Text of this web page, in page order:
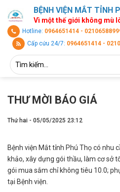
BỆNH VIỆN MẮT TỈNH
Vì một thế giới không mù
Hotline: 0964651414 -
Cấp cứu 24/7: 0964651414 -
THƯ MỜI BÁO GIÁ
Thứ hai - 05/05/2025 23:12
Bệnh viện Mắt tỉnh Phú Thọ có nhu
khảo, xây dựng gói thầu, làm cơ sở
gói mua sắm chỉ không tiêu 10.0;
tại Bệnh viện.